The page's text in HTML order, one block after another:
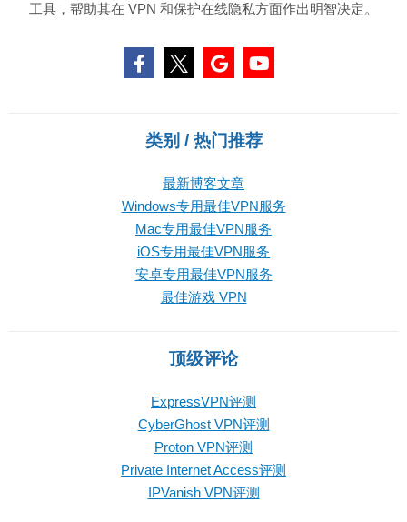
工具，帮助其在 VPN 和保护在线隐私方面作出明智决定。
类别 / 热门推荐
最新博客文章
Windows专用最佳VPN服务
Mac专用最佳VPN服务
iOS专用最佳VPN服务
安卓专用最佳VPN服务
最佳游戏 VPN
顶级评论
ExpressVPN评测
CyberGhost VPN评测
Proton VPN评测
Private Internet Access评测
IPVanish VPN评测